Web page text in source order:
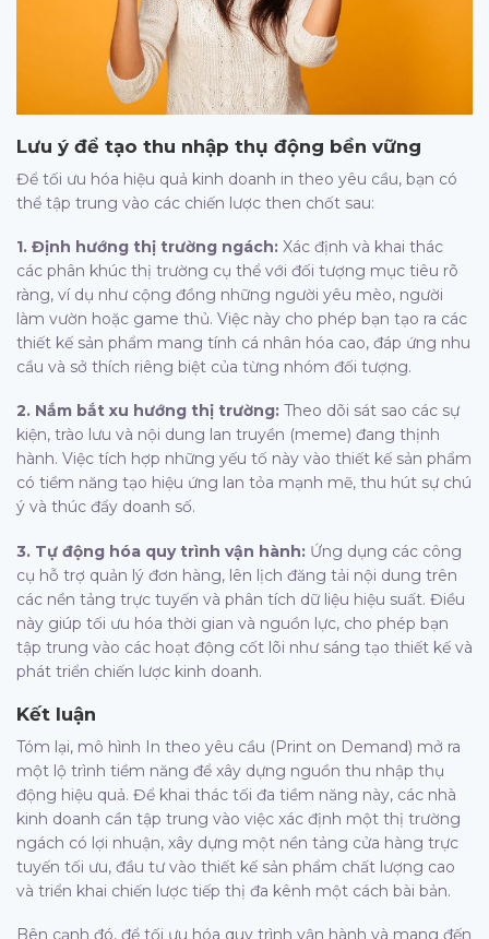
Lưu ý để tạo thu nhập thụ động bền vững
Để tối ưu hóa hiệu quả kinh doanh in theo yêu cầu, bạn có
thể tập trung vào các chiến lược then chốt sau:
1. Định hướng thị trường ngách: Xác định và khai thác
các phân khúc thị trường cụ thể với đối tượng mục tiêu rõ
ràng, ví dụ như cộng đồng những người yêu mèo, người
làm vườn hoặc game thủ. Việc này cho phép bạn tạo ra các
thiết kế sản phẩm mang tính cá nhân hóa cao, đáp ứng nhu
cầu và sở thích riêng biệt của từng nhóm đối tượng.
2. Nắm bắt xu hướng thị trường: Theo dõi sát sao các sự
kiện, trào lưu và nội dung lan truyền (meme) đang thịnh
hành. Việc tích hợp những yếu tố này vào thiết kế sản phẩm
có tiềm năng tạo hiệu ứng lan tỏa mạnh mẽ, thu hút sự chú
ý và thúc đẩy doanh số.
3. Tự động hóa quy trình vận hành: Ứng dụng các công
cụ hỗ trợ quản lý đơn hàng, lên lịch đăng tải nội dung trên
các nền tảng trực tuyến và phân tích dữ liệu hiệu suất. Điều
này giúp tối ưu hóa thời gian và nguồn lực, cho phép bạn
tập trung vào các hoạt động cốt lõi như sáng tạo thiết kế và
phát triển chiến lược kinh doanh.
Kết luận
Tóm lại, mô hình In theo yêu cầu (Print on Demand) mở ra
một lộ trình tiềm năng để xây dựng nguồn thu nhập thụ
động hiệu quả. Để khai thác tối đa tiềm năng này, các nhà
kinh doanh cần tập trung vào việc xác định một thị trường
ngách có lợi nhuận, xây dựng một nền tảng cửa hàng trực
tuyến tối ưu, đầu tư vào thiết kế sản phẩm chất lượng cao
và triển khai chiến lược tiếp thị đa kênh một cách bài bản.
Bên cạnh đó, để tối ưu hóa quy trình vận hành và mang đến